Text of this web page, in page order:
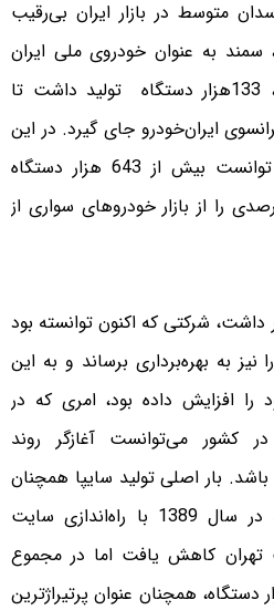
متوسط در بازار ایران بی‌رقیب
به عنوان خودروی ملی ایران
خودرو با افزایش 30درصدی، 133هزار دستگاه تولید داشت تا
ایران‌خودرو جای گیرد. در این
سال ایران‌خودرو در مجموع توانست بیش از 643 هزار دستگاه
تولید کند و سهم 47درصدی را از بازار خودروهای سواری از
داشت، شرکتی که اکنون توانسته بود
به بهره‌برداری برساند و به این
افزایش داده بود، امری که در
کشور می‌توانست آغازگر روند
بار اصلی تولید سایپا همچنان
بر دوش پراید بود. هر چند در سال 1389 با راه‌اندازی سایت
تهران کاهش یافت اما در مجموع
با تولید بیش از 616 هزار دستگاه، همچنان عنوان پرتیراژترین